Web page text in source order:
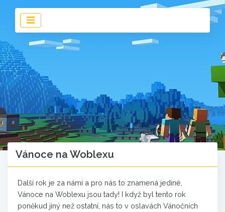
Vánoce na Woblexu
Další rok je za námi a pro nás to znamená jediné,
Vánoce na Woblexu jsou tady! I když byl tento rok
poněkud jiný než ostatní, nás to v oslavách Vánočních